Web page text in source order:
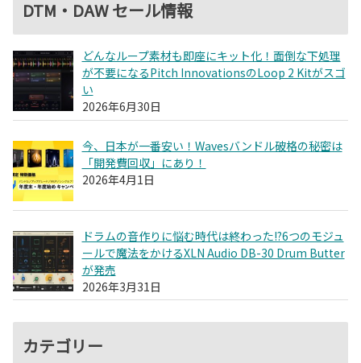
DTM・DAW セール情報
どんなループ素材も即座にキット化！面倒な下処理
が不要になるPitch InnovationsのLoop 2 Kitがスゴ
い
2026年6月30日
今、日本が一番安い！Wavesバンドル破格の秘密は
「開発費回収」にあり！
2026年4月1日
ドラムの音作りに悩む時代は終わった!?6つのモジュ
ールで魔法をかけるXLN Audio DB-30 Drum Butter
が発売
2026年3月31日
カテゴリー